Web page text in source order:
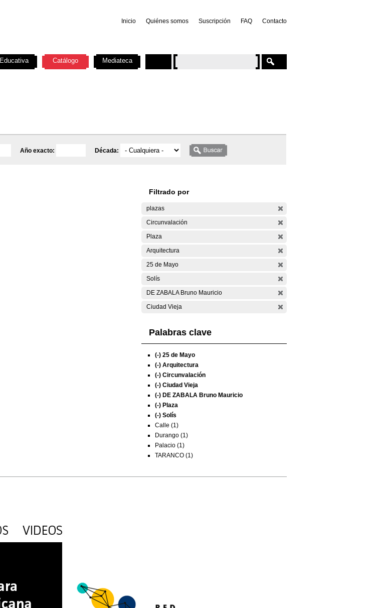
Inicio Quiénes somos Suscripción FAQ Contacto
Año exacto: Década:
Filtrado por
plazas
Circunvalación
Plaza
Arquitectura
25 de Mayo
Solís
DE ZABALA Bruno Mauricio
Ciudad Vieja
Palabras clave
(-) 25 de Mayo
(-) Arquitectura
(-) Circunvalación
(-) Ciudad Vieja
(-) DE ZABALA Bruno Mauricio
(-) Plaza
(-) Solís
Calle (1)
Durango (1)
Palacio (1)
TARANCO (1)
Educativa Catálogo Mediateca